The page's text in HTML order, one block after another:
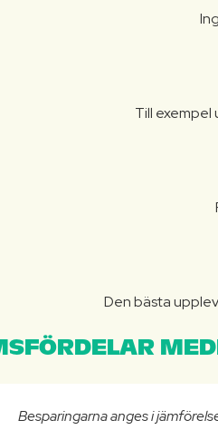
Till exempel
Den bästa
Besparingarna anges i